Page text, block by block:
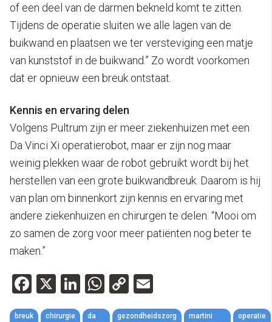
of een deel van de darmen bekneld komt te zitten.
Tijdens de operatie sluiten we alle lagen van de
buikwand en plaatsen we ter versteviging een matje
van kunststof in de buikwand.” Zo wordt voorkomen
dat er opnieuw een breuk ontstaat.
Kennis en ervaring delen
Volgens Pultrum zijn er meer ziekenhuizen met een
Da Vinci Xi operatierobot, maar er zijn nog maar
weinig plekken waar de robot gebruikt wordt bij het
herstellen van een grote buikwandbreuk. Daarom is hij
van plan om binnenkort zijn kennis en ervaring met
andere ziekenhuizen en chirurgen te delen. “Mooi om
zo samen de zorg voor meer patiënten nog beter te
maken.”
Facebook
X LinkedIn
WhatsApp
Copy
Link
breuk chirurgie
da
gezondheidszorg
martini
operatie